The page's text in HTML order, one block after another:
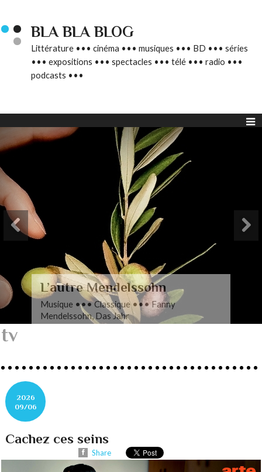
BLA BLA BLOG
Littérature ••• cinéma ••• musiques ••• BD ••• séries
••• expositions ••• spectacles ••• télé ••• radio •••
podcasts •••
L’autre Mendelssohn
Musique ••• Classique ••• Fanny
Mendelssohn, Das Jahr
tv
2026
09/06
Cachez ces seins
Share